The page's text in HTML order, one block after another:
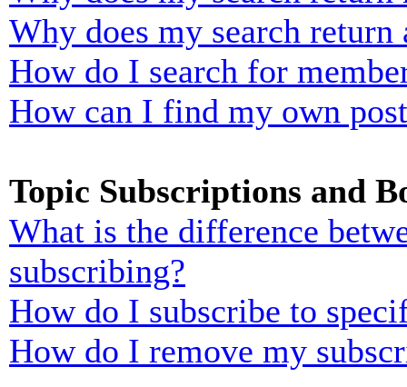
Why does my search return
How do I search for
How can I find my own
Topic Subscriptions and
What is the difference
subscribing?
How do I subscribe to
How do I remove my